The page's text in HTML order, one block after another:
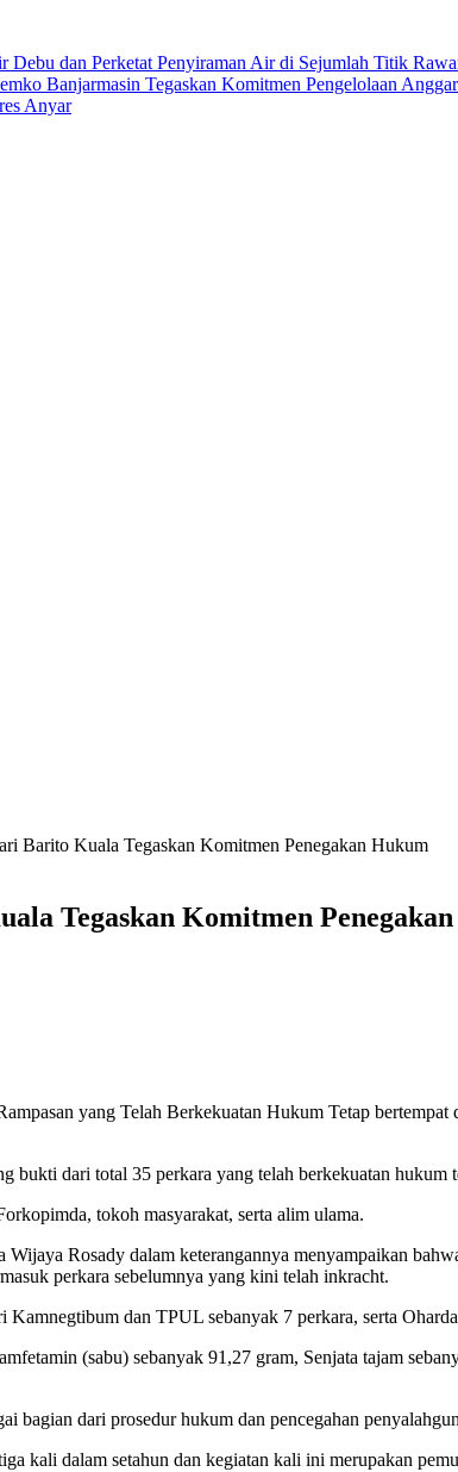
dan Perketat Penyiraman Air di Sejumlah Titik
Banjarmasin Tegaskan Komitmen Pengelolaan
Anyar
Barito Kuala Tegaskan Komitmen Penegakan Hukum
Tegaskan Komitmen
yang Telah Berkekuatan Hukum Tetap
bukti dari total 35 perkara yang telah berkekuatan hukum
tokoh masyarakat, serta alim ulama.
Rosady dalam keterangannya menyampaikan
perkara sebelumnya yang kini telah inkracht.
dan TPUL sebanyak 7 perkara, serta
(sabu) sebanyak 91,27 gram, Senjata tajam
bagian dari prosedur hukum dan pencegahan
kali dalam setahun dan kegiatan kali ini merupakan